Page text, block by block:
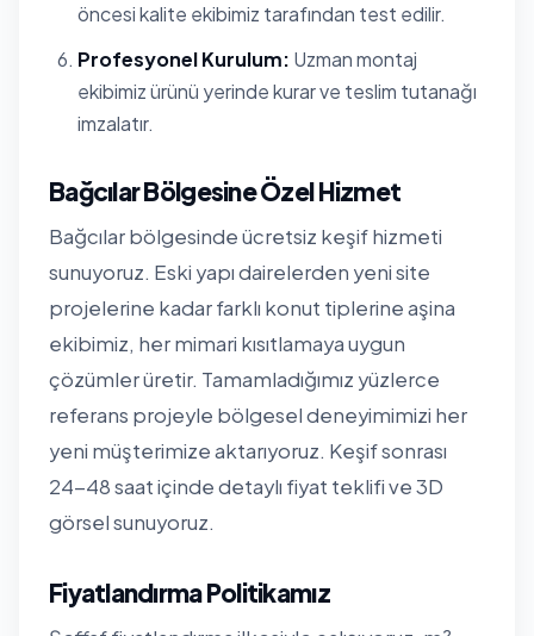
öncesi kalite ekibimiz tarafından test edilir.
Profesyonel Kurulum: Uzman montaj
ekibimiz ürünü yerinde kurar ve teslim tutanağı
imzalatır.
Bağcılar Bölgesine Özel Hizmet
Bağcılar bölgesinde ücretsiz keşif hizmeti
sunuyoruz. Eski yapı dairelerden yeni site
projelerine kadar farklı konut tiplerine aşina
ekibimiz, her mimari kısıtlamaya uygun
çözümler üretir. Tamamladığımız yüzlerce
referans projeyle bölgesel deneyimimizi her
yeni müşterimize aktarıyoruz. Keşif sonrası
24-48 saat içinde detaylı fiyat teklifi ve 3D
görsel sunuyoruz.
Fiyatlandırma Politikamız